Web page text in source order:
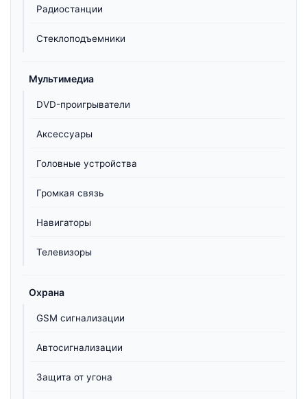
Радиостанции
Стеклоподъемники
Мультимедиа
DVD-проигрыватели
Аксессуары
Головные устройства
Громкая связь
Навигаторы
Телевизоры
Охрана
GSM сигнализации
Автосигнализации
Защита от угона